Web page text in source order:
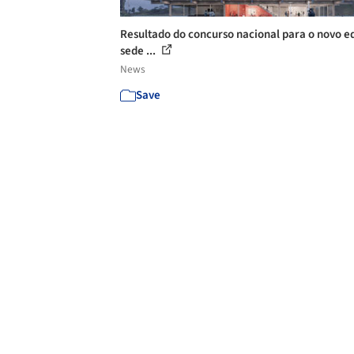
Resultado do concurso nacional para o novo
sede ...
News
Save